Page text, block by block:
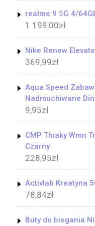
realme 9 5G 4/
1 199,00zł
Nike Renew
369,99zł
Aqua Speed
Nadmuchiwane
9,95zł
CMP Thiaky Wmn
Czarny
228,95zł
Activlab Kreatyna
78,84zł
Buty do biegania